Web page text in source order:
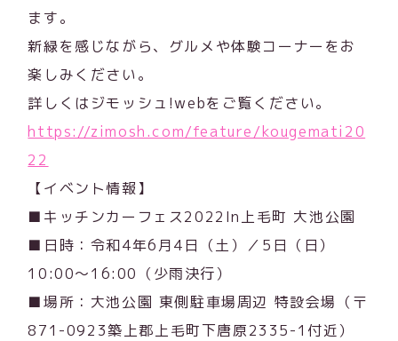
ます。
新緑を感じながら、グルメや体験コーナーをお
楽しみください。
詳しくはジモッシュ!webをご覧ください。
https://zimosh.com/feature/kougemati20
22
【イベント情報】
■キッチンカーフェス2022In上毛町 大池公園
■日時：令和4年6月4日（土）／5日（日）
10:00～16:00（少雨決行）
■場所：大池公園 東側駐車場周辺 特設会場（〒
871-0923築上郡上毛町下唐原2335-1付近）